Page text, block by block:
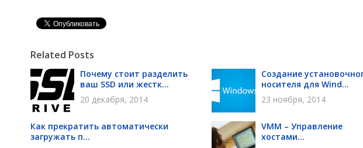
Related Posts
Почему стоит разделить
ваш SSD или жестк...
20 декабря, 2014
Создание
носителя для Wind...
23 ноября, 2014
Как прекратить автоматически
загружать п...
VMM – Управление
хостами...